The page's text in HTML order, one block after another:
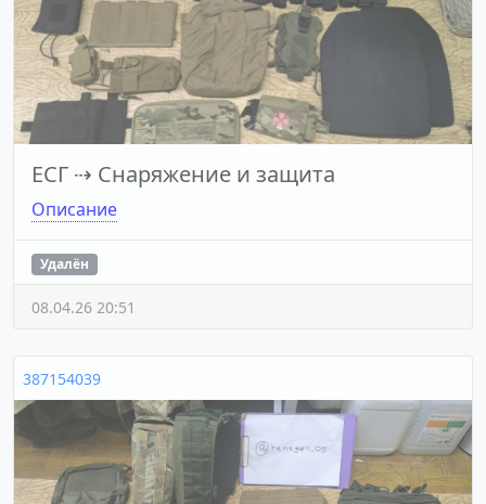
ЕСГ ⇢ Снаряжение и защита
Описание
Удалён
08.04.26 20:51
387154039